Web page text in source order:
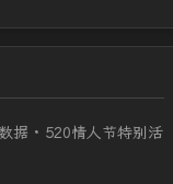
据 · 520情人节特别活